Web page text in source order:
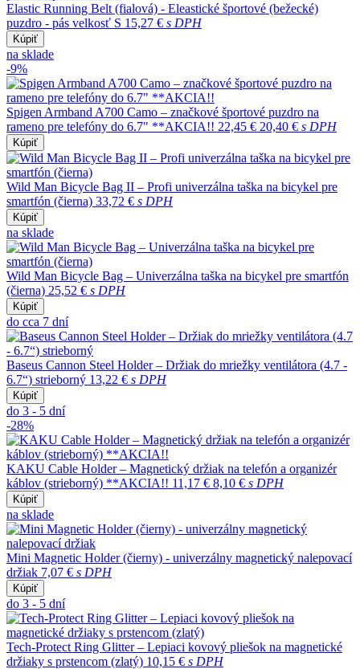
Elastic Running Belt (fialová) - Eleastické športové (bežecké)
puzdro - pás velkosť S 15,27 € s DPH
Kúpiť
na sklade
-9%
Spigen Armband A700 Camo – značkové športové puzdro na
rameno pre telefóny do 6.7" **AKCIA!! 22,45 € 20,40 € s DPH
Kúpiť
Wild Man Bicycle Bag II – Profi univerzálna taška na bicykel pre
smartfón (čierna) 33,72 € s DPH
Kúpiť
na sklade
Wild Man Bicycle Bag – Univerzálna taška na bicykel pre smartfón
(čierna) 25,52 € s DPH
Kúpiť
do cca 7 dní
Baseus Cannon Steel Holder – Držiak do mriežky ventilátora (4.7 -
6.7“) strieborný 13,22 € s DPH
Kúpiť
do 3 - 5 dní
-28%
KAKU Cable Holder – Magnetický držiak na telefón a organizér
káblov (strieborný) **AKCIA!! 11,17 € 8,10 € s DPH
Kúpiť
na sklade
Mini Magnetic Holder (čierny) - univerzálny magnetický nalepovací
držiak 7,07 € s DPH
Kúpiť
do 3 - 5 dní
Tech-Protect Ring Glitter – Lepiaci kovový pliešok na magnetické
držiaky s prstencom (zlatý) 10,15 € s DPH